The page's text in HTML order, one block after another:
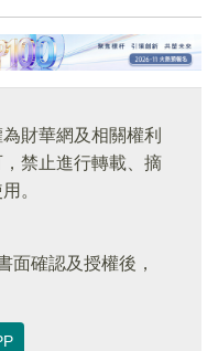
財華網及相關權利
禁止進行轉載、摘
。
面確認及授權後，